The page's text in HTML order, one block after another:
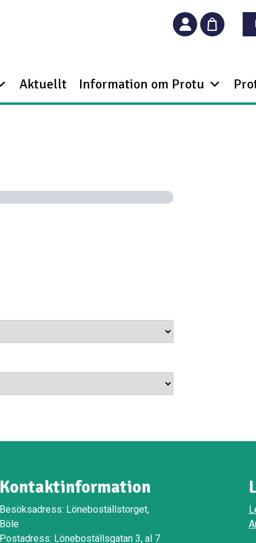
Aktuellt Information om Protu
Kontaktinformation
Besöksadress: Löneboställstorget,
Böle
Postadress: Löneboställsgatan 3, al 7